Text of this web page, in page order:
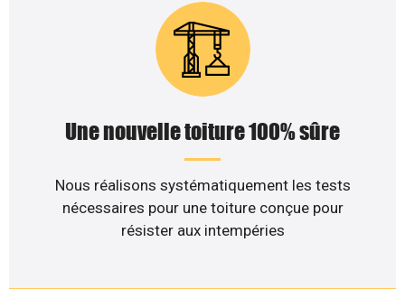
Une nouvelle toiture 100% sûre
Nous réalisons systématiquement les tests
nécessaires pour une toiture conçue pour
résister aux intempéries